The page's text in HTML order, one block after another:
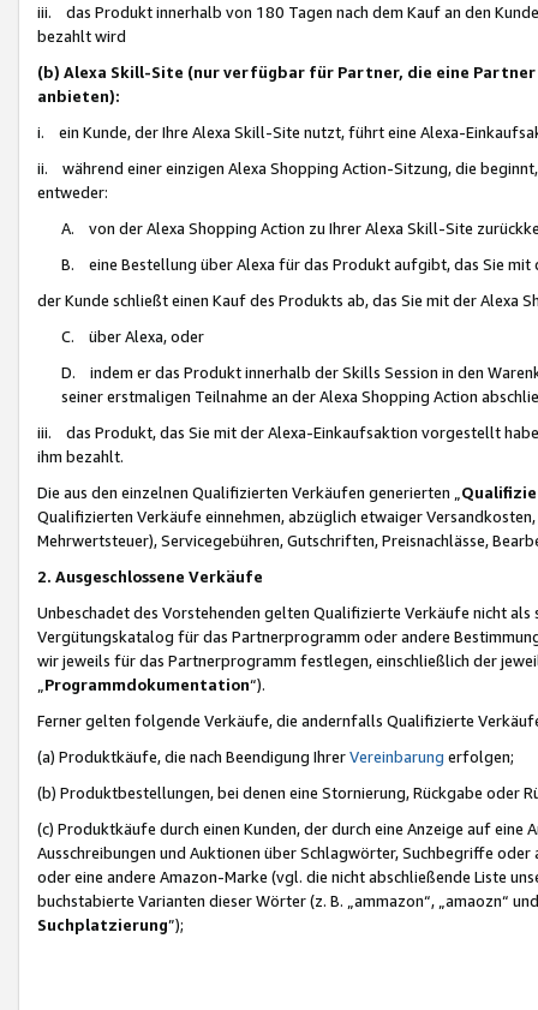
iii. das Produkt innerhalb von 180 Tagen nach dem Kauf an den
bezahlt wird
(b) Alexa Skill-Site (nur verfügbar für Partner, die eine
anbieten):
i. ein Kunde, der Ihre Alexa Skill-Site nutzt, führt eine Alexa-
ii. während einer einzigen Alexa Shopping Action-Sitzung, die
entweder:
A. von der Alexa Shopping Action zu Ihrer Alexa Skill-Site
B. eine Bestellung über Alexa für das Produkt aufgibt, das Sie mit
der Kunde schließt einen Kauf des Produkts ab, das Sie mit der Alexa
C. über Alexa, oder
D. indem er das Produkt innerhalb der Skills Session in den
seiner erstmaligen Teilnahme an der Alexa Shopping Action
iii. das Produkt, das Sie mit der Alexa-Einkaufsaktion vorgestellt
ihm bezahlt.
Die aus den einzelnen Qualifizierten Verkäufen generierten „
Qualifizierten Verkäufe einnehmen, abzüglich etwaiger
Mehrwertsteuer), Servicegebühren, Gutschriften, Preisnachlässe,
2. Ausgeschlossene Verkäufe
Unbeschadet des Vorstehenden gelten Qualifizierte Verkäufe nicht
Vergütungskatalog für das Partnerprogramm oder andere
wir jeweils für das Partnerprogramm festlegen, einschließlich der
Programmdokumentation“).
Ferner gelten folgende Verkäufe, die andernfalls Qualifizierte
(a) Produktkäufe, die nach Beendigung IhrerVereinbarung erfolgen;
(b) Produktbestellungen, bei denen eine Stornierung, Rückgabe oder
(c) Produktkäufe durch einen Kunden, der durch eine Anzeige auf
Ausschreibungen und Auktionen über Schlagwörter, Suchbegriffe
oder eine andere Amazon-Marke (vgl. die nicht abschließende Liste
buchstabierte Varianten dieser Wörter (z. B. „ammazon“, „amaozn“
Suchplatzierung”);